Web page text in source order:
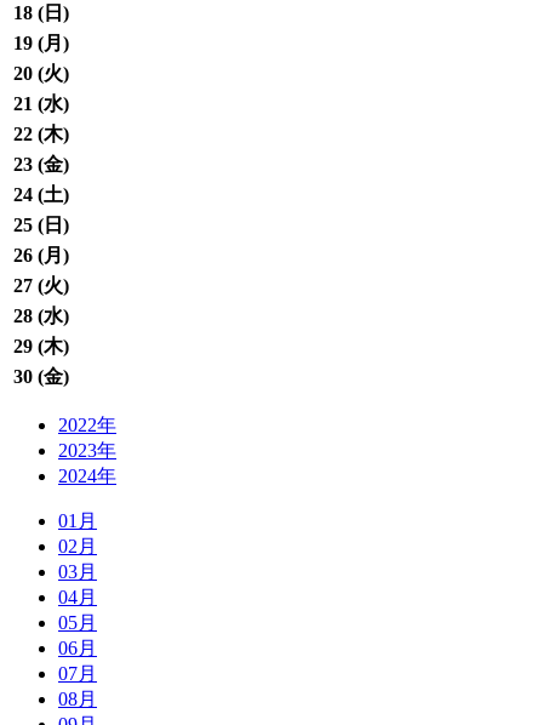
18 ( 日 )
19 (月 )
20 (火)
21 (水)
22 (木)
23 (金)
24 (土)
25 ( 日 )
26 (月 )
27 (火)
28 (水)
29 (木)
30 (金)
2022年
2023年
2024年
01月
02月
03月
04月
05月
06月
07月
08月